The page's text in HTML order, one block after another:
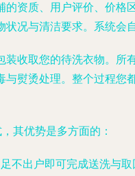
资质、用户评价、价
况与清洁要求。系统会
收取您的待洗衣物。
熨烫处理。整个过程
其优势是多方面的：
不出户即可完成送洗与